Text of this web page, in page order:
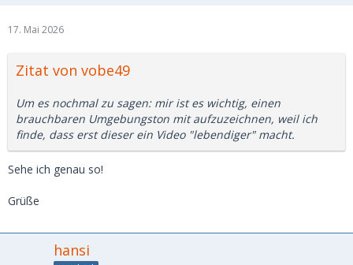
17. Mai 2026
Zitat von vobe49
Um es nochmal zu sagen: mir ist es wichtig, einen
brauchbaren Umgebungston mit aufzuzeichnen, weil ich
finde, dass erst dieser ein Video "lebendiger" macht.
Sehe ich genau so!
Grüße
hansi